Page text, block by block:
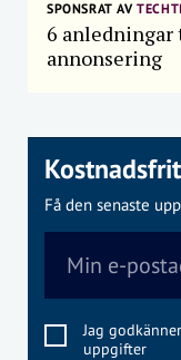
SPONSRAT AV
6
annonsering
Få den senaste
Jag
uppgifter